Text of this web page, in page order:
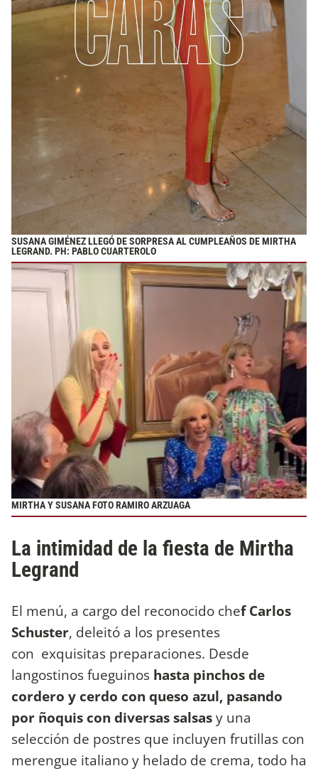
SUSANA GIMÉNEZ LLEGÓ DE SORPRESA AL CUMPLEAÑOS DE MIRTHA
LEGRAND. PH: PABLO CUARTEROLO
MIRTHA Y SUSANA FOTO RAMIRO ARZUAGA
La intimidad de la fiesta de Mirtha
Legrand
El menú, a cargo del reconocido chef Carlos
Schuster, deleitó a los presentes
con exquisitas preparaciones. Desde
langostinos fueguinos hasta pinchos de
cordero y cerdo con queso azul, pasando
por ñoquis con diversas salsasy una
selección de postres que incluyen frutillas con
merengue italiano y helado de crema, todo ha